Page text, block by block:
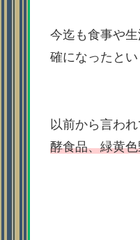
今迄も食事や
確になったとい
以前から言わ
酵食品、緑黄